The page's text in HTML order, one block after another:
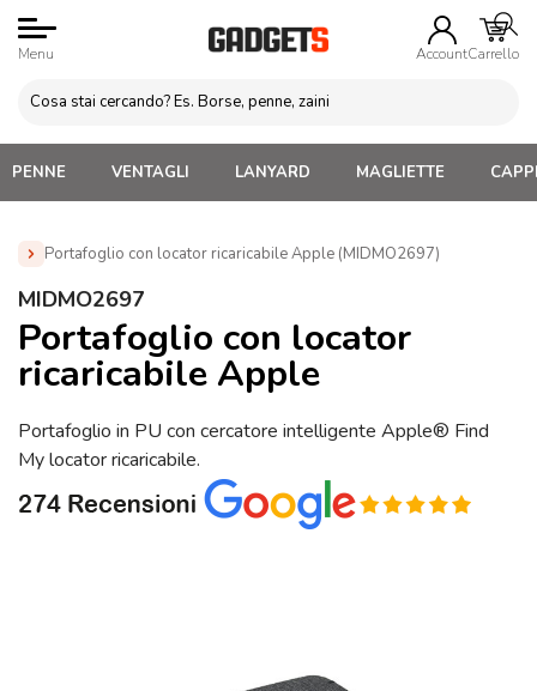
Menu AccountCarrello
PENNE VENTAGLI LANYARD MAGLIETTE
Portafoglio con locator ricaricabile Apple (MIDMO2697)
Home » Zaini Personalizzati e Marsupi
Apple (MIDMO2697)
MIDMO2697
Portafoglio con locator
ricaricabile Apple
Portafoglio in PU con cercatore intelligente Apple® Find
My locator ricaricabile.